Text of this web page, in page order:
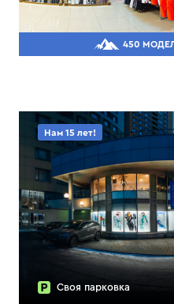
450
Нам 15 лет!
Своя парковка